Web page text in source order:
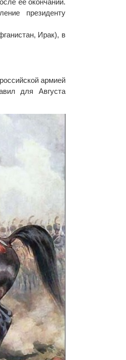
ее окончании.
президенту
Ирак), в
армией
для Августа